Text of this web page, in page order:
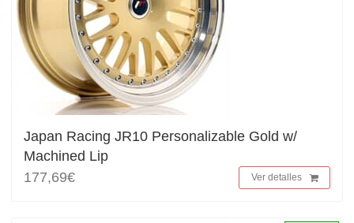
Japan Racing JR10 Personalizable Gold w/
Machined Lip
177,69€
Ver detalles